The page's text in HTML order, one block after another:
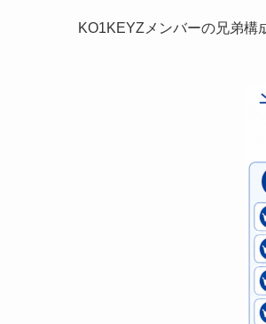
KO1KEYZメンバーの兄弟構